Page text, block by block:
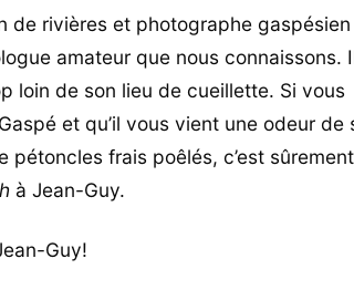
de rivières et photographe gaspésien
amateur que nous connaissons.
loin de son lieu de cueillette. Si vous
et qu’il vous vient une odeur de
frais poêlés, c’est
à Jean-Guy.
Guy!